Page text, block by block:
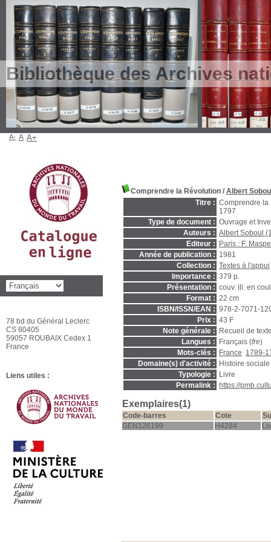
Bibliothèque des Archives
Comprendre la Révolution / Albert
Titre : Comprendre la
1797
Type de document : Ouvrage et
Auteurs : Albert Soboul
Editeur :
Paris : F.
Année de publication : 1981
Collection : Textes à l'appui
Importance : 379 p.
Présentation : couv. ill. en
Format : 22 cm
ISBN/ISSN/EAN : 978-2-7071-
Prix : 43 F
Note générale :
Recueil de
Langues :
Français (fre)
Mots-clés :
France 1789-
Domaine(s) d'activité :
Histoire sociale
Typologie :
Livre
Permalink :
https://
Exemplaires(1)
Code-barres Cote
GEN126199
H4284
A- A A+
78 bd du Général Leclerc
CS 80405
59057 ROUBAIX Cedex 1
France
Liens utiles :